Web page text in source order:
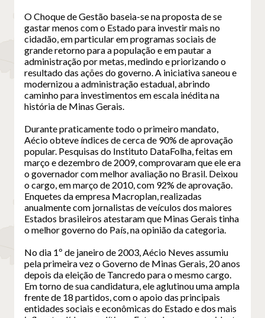
O Choque de Gestão baseia-se na proposta de se
gastar menos com o Estado para investir mais no
cidadão, em particular em programas sociais de
grande retorno para a população e em pautar a
administração por metas, medindo e priorizando o
resultado das ações do governo. A iniciativa saneou e
modernizou a administração estadual, abrindo
caminho para investimentos em escala inédita na
história de Minas Gerais.
Durante praticamente todo o primeiro mandato,
Aécio obteve índices de cerca de 90% de aprovação
popular. Pesquisas do Instituto DataFolha, feitas em
março e dezembro de 2009, comprovaram que ele era
o governador com melhor avaliação no Brasil. Deixou
o cargo, em março de 2010, com 92% de aprovação.
Enquetes da empresa Macroplan, realizadas
anualmente com jornalistas de veículos dos maiores
Estados brasileiros atestaram que Minas Gerais tinha
o melhor governo do País, na opinião da categoria.
No dia 1º de janeiro de 2003, Aécio Neves assumiu
pela primeira vez o Governo de Minas Gerais, 20 anos
depois da eleição de Tancredo para o mesmo cargo.
Em torno de sua candidatura, ele aglutinou uma ampla
frente de 18 partidos, com o apoio das principais
entidades sociais e econômicas do Estado e dos mais